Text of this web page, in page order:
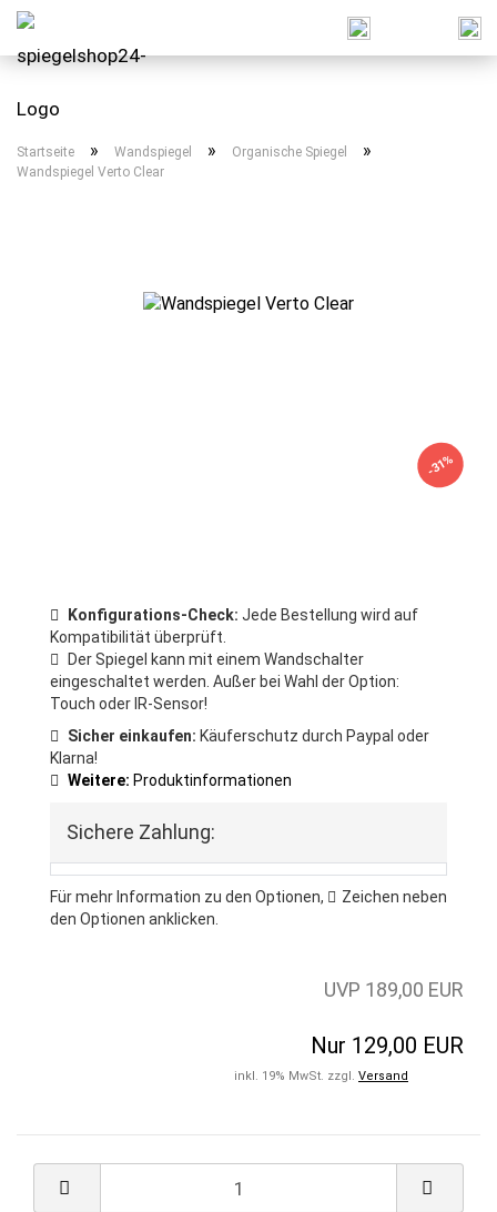
Startseite » Wandspiegel » Organische Spiegel »
Wandspiegel Verto Clear
-31%
Konfigurations-Check: Jede Bestellung wird auf
Kompatibilität überprüft.
Der Spiegel kann mit einem Wandschalter
eingeschaltet werden. Außer bei Wahl der Option:
Touch oder IR-Sensor!
Sicher einkaufen: Käuferschutz durch Paypal oder
Klarna!
Weitere: Produktinformationen
Sichere Zahlung:
Für mehr Information zu den Optionen, Zeichen neben
den Optionen anklicken.
UVP 189,00 EUR
Nur 129,00 EUR
inkl. 19% MwSt. zzgl. Versand